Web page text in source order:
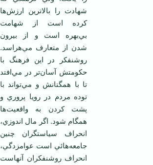
شهادت را بالاترين ارزش‌ها
کرده است از شهامت
بي‌بهره است و از بيرون
شدن از متعارف مي‌هراسد.
روشنفکر در اين فرهنگ با
حکومتش آسان‌تر در مي‌افتد
تا با همگنانش و مي‌تواند با
توده مردم در رويا پروري و
پشت کردن به واقعيت‌ها
همگام شود. اگر مال اندوزي،
انحراف سياستگران چنين
جامعه‌هائي است عوامزدگي،
انحراف روشنفکران آنهاست